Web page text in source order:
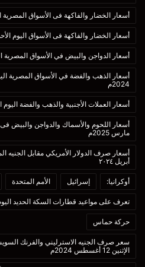
أسعار الخضار والفاكهة فى الأسواق المصرية اليوم
أسعار الخضار والفاكهة فى الأسواق اليوم الأحد الموافق 2
أسعار الدواجن والبيض في الأسواق المصرية اليوم
2024م
أسعار العملات الأجنبية والذهب والفضة اليوم الخميس
مارس 2025م
أبريل ٢٠٢٤
أوكرانيا: إسرائيل الأمم المتحدة
تعرف على مواعيد قطارات السكة الحديد اليوم الثلاثاء 23
حركة حماس
سعر صرف الجنيه الاسترليني والفرنك
الإثنين 12 أغسطس 2024م